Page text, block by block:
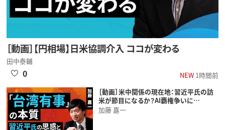
［動画］【円相場】日米協調介入 ココが変わる
田中泰輔
NEW1時間前
0
［動画］米中関係の現在地：習近平氏の訪
米が節目になるか？AI覇権争いに…
加藤 嘉一